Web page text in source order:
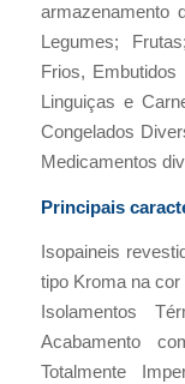
armazenamento
Legumes;
Frios,
Linguiças e
Congelados
Medicamentos
Principais
Isopaineis
tipo Kroma na
Isolamentos
Acabamento
Totalmente